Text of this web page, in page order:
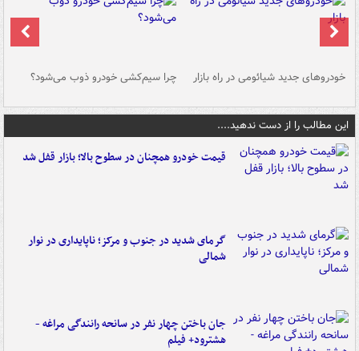
خودروهای جدید شیائومی در راه بازار چرا سیم‌کشی خودرو ذوب می‌شود؟
این مطالب را از دست ندهید....
قیمت خودرو همچنان در سطوح بالا؛ بازار قفل شد
گرمای شدید در جنوب و مرکز؛ ناپایداری در نوار
شمالی
جان باختن چهار نفر در سانحه رانندگی مراغه -
هشترود+ فیلم